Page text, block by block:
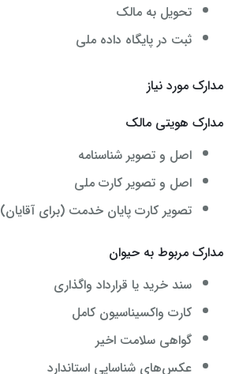
تحویل به مالک
ثبت در پایگاه داده ملی
مدارک مورد نیاز
مدارک هویتی مالک
اصل و تصویر شناسنامه
اصل و تصویر کارت ملی
تصویر کارت پایان خدمت (برای آقایان)
مدارک مربوط به حیوان
سند خرید یا قرارداد واگذاری
کارت واکسیناسیون کامل
گواهی سلامت اخیر
عکس‌های شناسایی استاندارد